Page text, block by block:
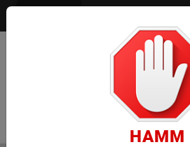
Pesquisar Notícia
HAMM